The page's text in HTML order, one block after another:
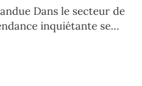
de
inquiétante se